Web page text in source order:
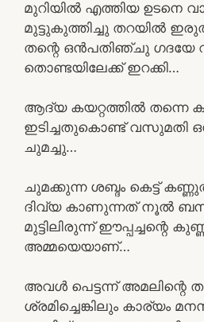
മുറിയിൽ എത്തിയ ഉടനെ
മുട്ടുകുത്തിച്ചു തറയിൽ
തന്റെ ഒൻപതിഞ്ചു ഗദയേ
തൊണ്ടയിലേക്ക് ഇറക്കി…
ആദ്യ കയറ്റത്തിൽ തന്നെ
ഇടിച്ചതുകൊണ്ട് വസുമതി
ചുമച്ചു…
ചുമക്കുന്ന ശബ്ദം കെട്ട്
ദിവ്യ കാണുന്നത് നൂൽ
മുട്ടിലിരുന്ന് ഈപ്പച്ചന്റെ
അമ്മയെയാണ്…
അവൾ പെട്ടന്ന് അമലിന്റെ തല
ശ്രമിച്ചെങ്കിലും കാര്യം